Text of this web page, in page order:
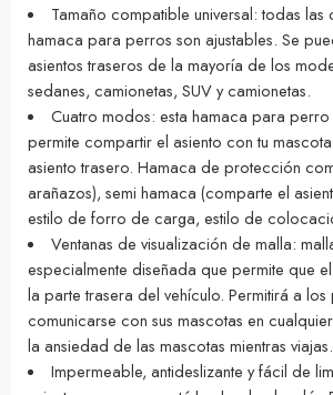
Tamaño compatible universal: todas las
hamaca para perros son ajustables. Se
asientos traseros de la mayoría de los
sedanes, camionetas, SUV y camionetas.
Cuatro modos: esta hamaca para
permite compartir el asiento con tu
asiento trasero. Hamaca de protección
arañazos), semi hamaca (comparte el
estilo de forro de carga, estilo de
Ventanas de visualización de malla:
especialmente diseñada que permite que
la parte trasera del vehículo. Permitirá a
comunicarse con sus mascotas en
la ansiedad de las mascotas mientras viajas.
Impermeable, antideslizante y fácil de